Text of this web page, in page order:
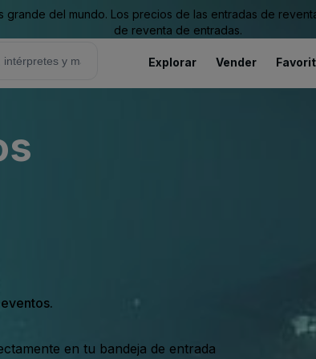
del mundo. Los precios de las entradas de
de reventa de entradas.
Explorar Vender
en tu bandeja de entrada